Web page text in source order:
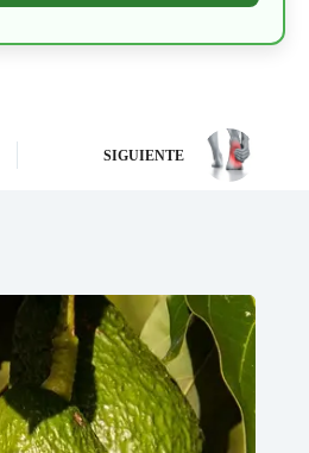
SIGUIENTE